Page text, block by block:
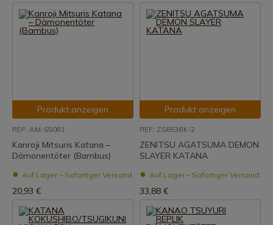
Produkt anzeigen
REF: AM-S5081
Kanroji Mitsuris Katana –
Dämonentöter (Bambus)
Auf Lager – Sofortiger Versand
20,93 €
Produkt anzeigen
REF: ZS653BK-2
ZENITSU AGATSUMA DEMON
SLAYER KATANA
Auf Lager – Sofortiger Versand
33,88 €